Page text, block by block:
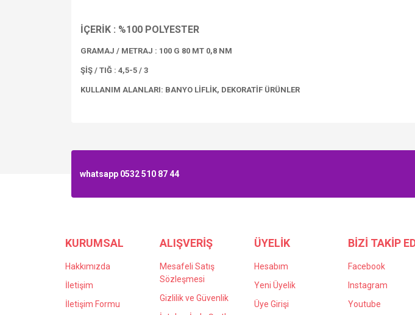
İÇERİK : %100 POLYESTER
GRAMAJ / METRAJ : 100 G 80 MT 0,8 NM
ŞİŞ / TIĞ : 4,5-5 / 3
KULLANIM ALANLARI: BANYO LİFLİK, DEKORATİF ÜRÜNLER
whatsapp 0532 510 87 44
KURUMSAL
Hakkımızda
İletişim
İletişim Formu
ALIŞVERİŞ
Mesafeli Satış
Sözleşmesi
Gizlilik ve Güvenlik
ÜYELİK
Hesabım
Yeni Üyelik
Üye Girişi
BİZİ TAKİP
Facebook
Instagram
Youtube